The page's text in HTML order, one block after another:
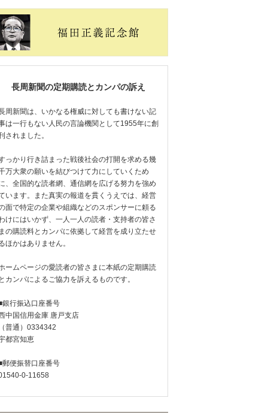
長周新聞の定期購読とカンパの訴え
周新聞は、いかなる権威に対しても書けない記
は一行もない人民の言論機関として1955年に創
されました。
っかり行き詰まった戦後社会の打開を求める幾
万大衆の願いを結びつけて力にしていくため
、全国的な読者網、通信網を広げる努力を強め
います。また真実の報道を貫くうえでは、経営
面で特定の企業や組織などのスポンサーに頼る
けにはいかず、一人一人の読者・支持者の皆さ
まの購読料とカンパに依拠して経営を成り立たせ
ほかはありません。
ームページの愛読者の皆さまに本紙の定期購読
とカンパによるご協力を訴えるものです。
銀行振込口座番号
中国信用金庫 唐戸支店
（普通）0334342
都宮知恵
郵便振替口座番号
0-11658